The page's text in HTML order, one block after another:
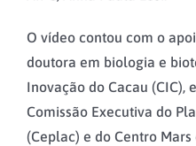
O vídeo contou com o
doutora em biologia e
Inovação do Cacau (CIC),
Comissão Executiva do
(Ceplac) e do Centro